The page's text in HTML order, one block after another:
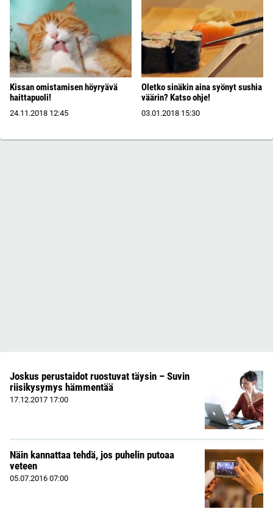
Kissan omistamisen höyryävä
haittapuoli!
24.11.2018 12:45
Oletko sinäkin aina syönyt sushia
väärin? Katso ohje!
03.01.2018 15:30
Joskus perustaidot ruostuvat täysin – Suvin
riisikysymys hämmentää
17.12.2017 17:00
Näin kannattaa tehdä, jos puhelin putoaa
veteen
05.07.2016 07:00